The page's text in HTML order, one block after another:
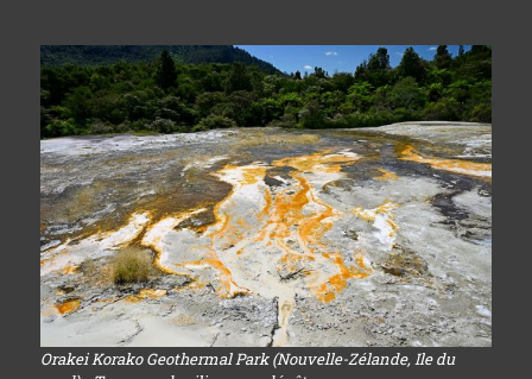
Orakei Korako Geothermal Park (Nouvelle-Zélande, Ile du